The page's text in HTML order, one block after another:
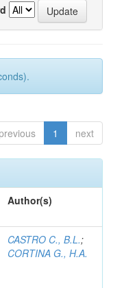
1 next
Author(s)
CASTRO C., B.L.;
CORTINA G., H.A.